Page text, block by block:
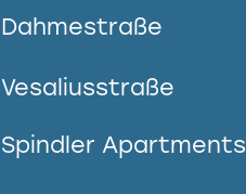
Dahmestraße
Vesaliusstraße
Spindler Apartments